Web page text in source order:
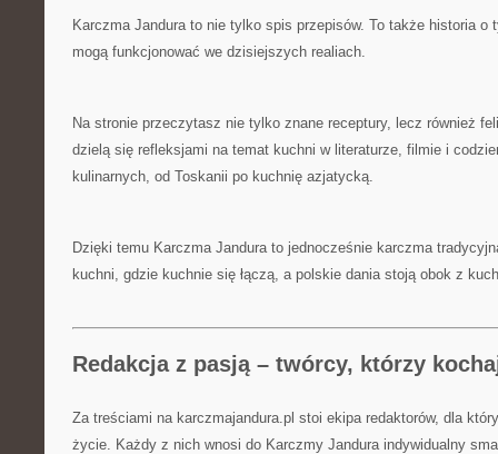
Karczma Jandura to nie tylko spis przepisów. To także historia o
mogą funkcjonować we dzisiejszych realiach.
Na stronie przeczytasz nie tylko znane receptury, lecz również
dzielą się refleksjami na temat kuchni w literaturze, filmie i
kulinarnych, od Toskanii po kuchnię azjatycką.
Dzięki temu Karczma Jandura to jednocześnie karczma
kuchni, gdzie kuchnie się łączą, a polskie dania stoją obok z
Redakcja z pasją – twórcy, którzy
Za treściami na karczmajandura.pl stoi ekipa redaktorów, dla
życie. Każdy z nich wnosi do Karczmy Jandura indywidualny